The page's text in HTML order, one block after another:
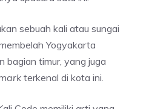
sebuah kali atau sungai
Yogyakarta
bagian timur, yang juga
terkenal di kota ini.